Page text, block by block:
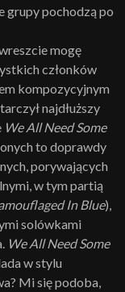
grupy pochodzą po
mogę
członków
kompozycyjnym
najdłuższy
We All Need Some
to doprawdy
porywających
w tym partią
In Blue),
solówkami
We All Need Some
w stylu
Mi się podoba,